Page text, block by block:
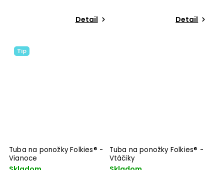
Detail Detail
Tip
Tuba na ponožky Folkies® -
Vianoce
Tuba na ponožky Folkies® -
Vtáčiky